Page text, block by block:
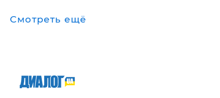
Смотреть ещё